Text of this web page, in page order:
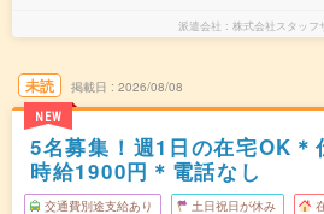
派遣会社 株式会社スタッフ
未読
NEW
掲載日 2026/08/08
5名募集！週1日の在宅OK＊
時給1900円＊電話なし
交通費別途支給あり 土日祝日が休み